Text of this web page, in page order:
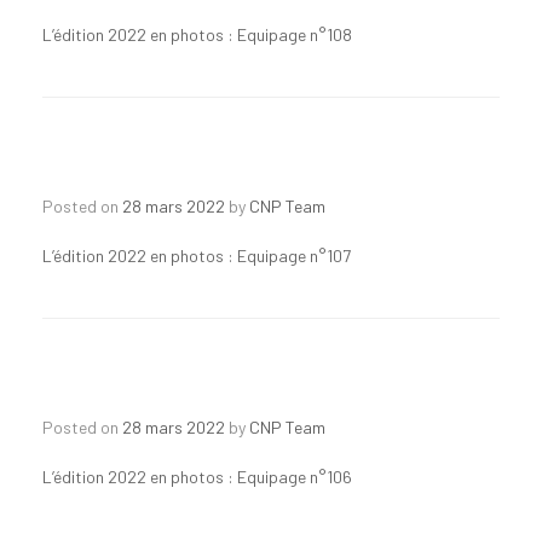
L’édition 2022 en photos : Equipage n°108
Posted on 28 mars 2022 by CNP Team
L’édition 2022 en photos : Equipage n°107
Posted on 28 mars 2022 by CNP Team
L’édition 2022 en photos : Equipage n°106